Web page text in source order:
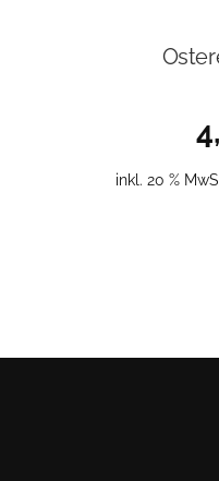
inkl. 20 %